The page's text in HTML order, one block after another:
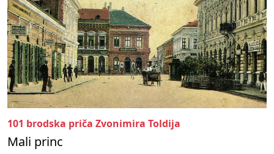
101 brodska priča Zvonimira Toldija
Mali princ